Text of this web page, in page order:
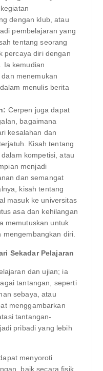
dengan klub, atau
pembelajaran yang
tentang seorang
percaya diri dengan
Ia kemudian
menemukan
menulis berita
Cerpen juga dapat
bagaimana
kesalahan dan
Kisah tentang
kompetisi, atau
menjadi
dan semangat
kisah tentang
masuk ke universitas
asa dan kehilangan
memutuskan untuk
mengembangkan diri.
Sekadar Pelajaran
dan ujian; ia
tantangan, seperti
sebaya, atau
menggambarkan
tantangan-
pribadi yang lebih
menyoroti
baik secara fisik